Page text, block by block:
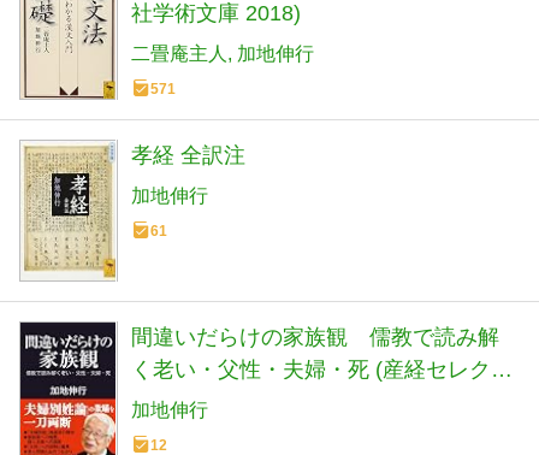
社学術文庫 2018)
二畳庵主人 加地伸行
571
孝経 全訳注
加地伸行
61
間違いだらけの家族観 儒教で読み解
く老い・父性・夫婦・死 (産経セレクト
S 038)
加地伸行
12